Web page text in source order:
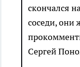
скончался
соседи, они
Сергей